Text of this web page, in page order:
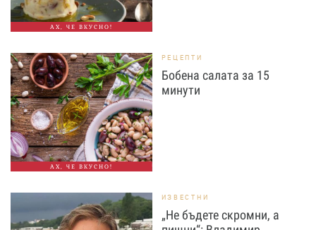
АХ, ЧЕ ВКУСНО!
АХ, ЧЕ ВКУСНО!
РЕЦЕПТИ
Бобена салата за 15
минути
ИЗВЕСТНИ
„Не бъдете скромни, а